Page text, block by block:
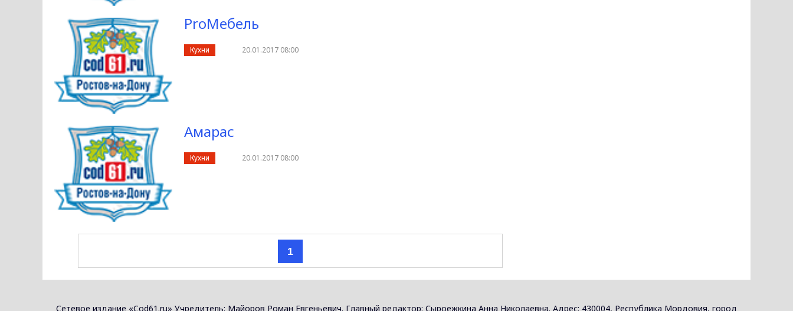
ProМебель
Кухни 20.01.2017 08:00
Амарас
Кухни 20.01.2017 08:00
1
Сетевое издание «Cod61.ru» Учредитель: Майоров Роман Евгеньевич. Главный редактор: Сыроежкина Анна Николаевна. Адрес: 430004, Республика Мордовия, город